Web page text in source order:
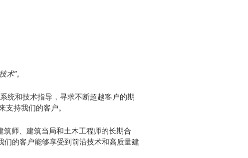
”。
统和技术指导，寻求不断超越客户的期
支持我们的客户。
师、建筑当局和土木工程师的长期合
的客户能够享受到前沿技术和高质量建